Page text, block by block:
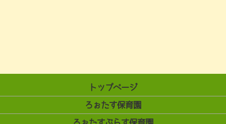
トップページ
ろぉたす保育園